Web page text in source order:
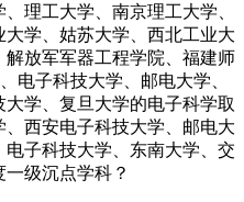
理工大学、南京理工大学、
学、姑苏大学、西北工业大
放军军器工程学院、福建师
电子科技大学、邮电大学、
学、复旦大学的电子科学取
西安电子科技大学、邮电大
子科技大学、东南大学、交
级沉点学科？